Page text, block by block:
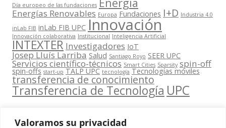
Valoramos su privacidad
Día europeo de las fundaciones
Energías Renovables Europa Fundaciones I+D Industria 4.0
inLab FIB inLab FIB UPC Innovación
Innovación colaborativa Institucional Inteligencia Artificial
INTEXTER Investigadores IoT
Josep Lluís Larriba Salud Santiago Royo SEER UPC
Servicios científico-técnicos Smart Cities Sparsity spin-off
spin-offs start-up TALP UPC tecnología Tecnologías móviles
transferencia de conocimiento
Transferencia de Tecnología UPC